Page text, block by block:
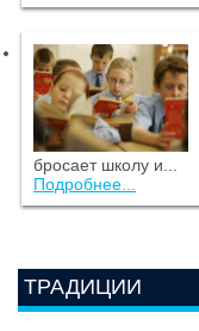
бросает школу и...
Подробнее...
ТРАДИЦИИ